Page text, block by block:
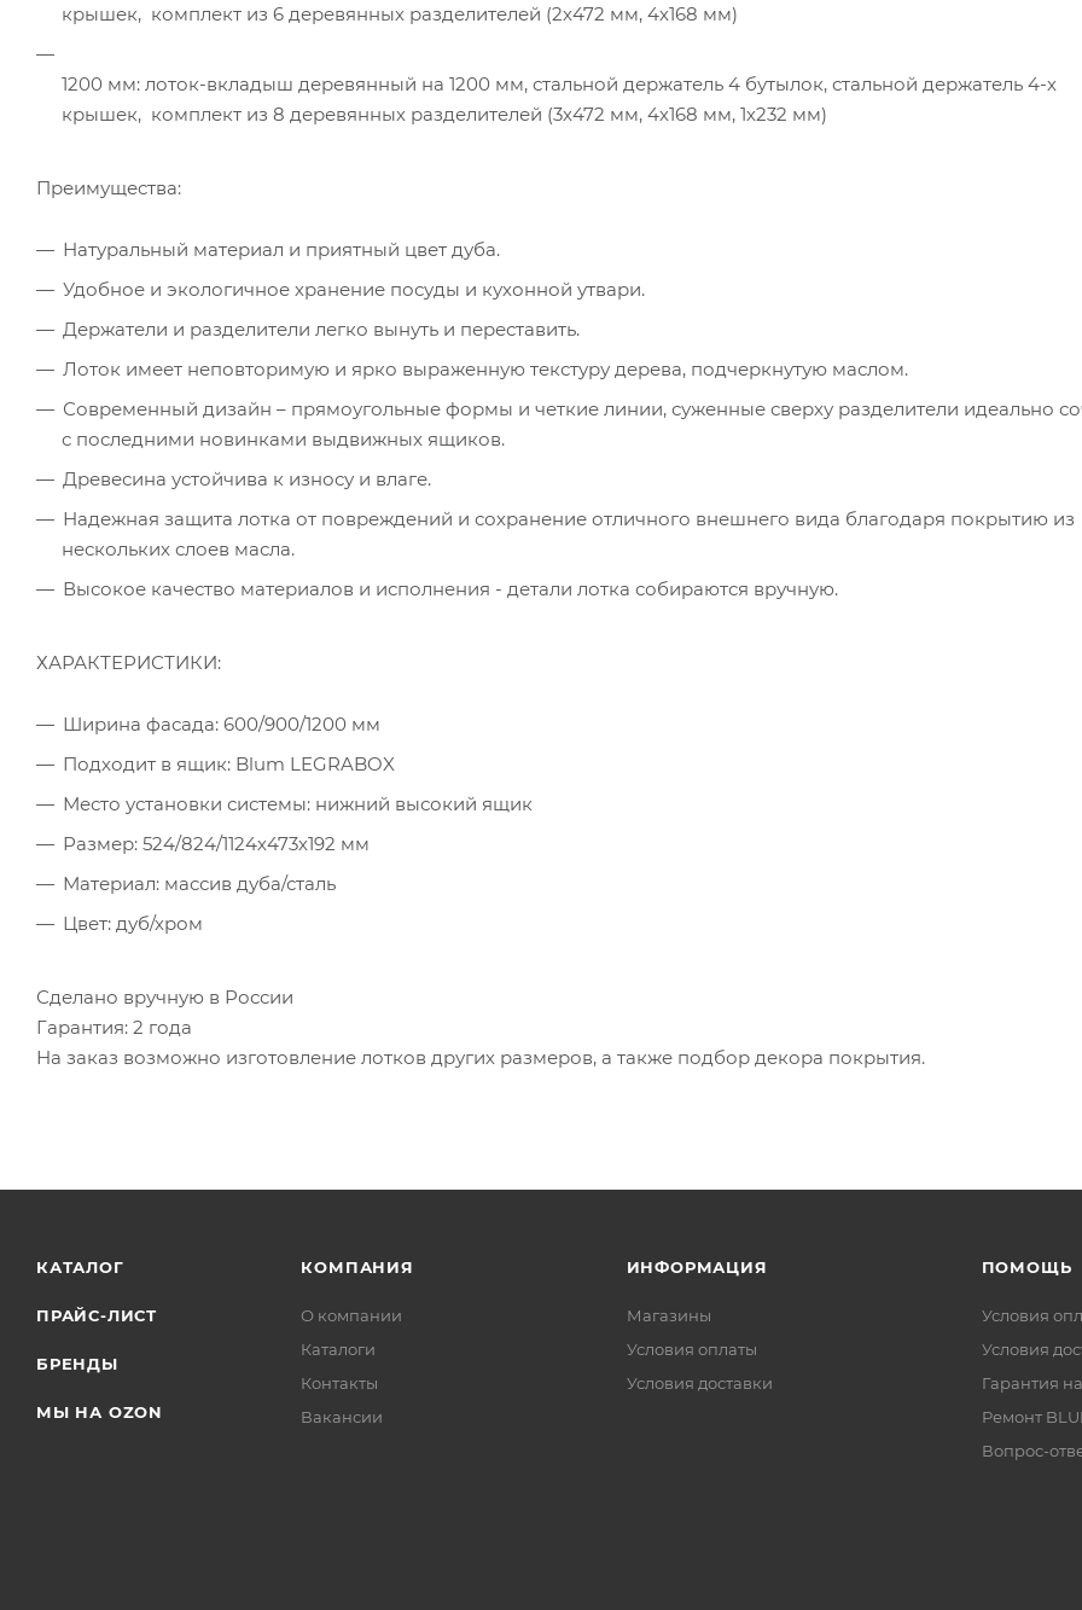
крышек, комплект из 6 деревянных разделителей (2х472 мм, 4х168 мм)
1200 мм: лоток-вкладыш деревянный на 1200 мм, стальной держатель 4 бутылок, стальной держатель 4-х
крышек, комплект из 8 деревянных разделителей (3х472 мм, 4х168 мм, 1х232 мм)
Преимущества:
Натуральный материал и приятный цвет дуба.
Удобное и экологичное хранение посуды и кухонной утвари.
Держатели и разделители легко вынуть и переставить.
Лоток имеет неповторимую и ярко выраженную текстуру дерева, подчеркнутую маслом.
Современный дизайн – прямоугольные формы и четкие линии, суженные сверху разделители идеально
с последними новинками выдвижных ящиков.
Древесина устойчива к износу и влаге.
Надежная защита лотка от повреждений и сохранение отличного внешнего вида благодаря покрытию из
нескольких слоев масла.
Высокое качество материалов и исполнения - детали лотка собираются вручную.
ХАРАКТЕРИСТИКИ:
Ширина фасада: 600/900/1200 мм
Подходит в ящик: Blum LEGRABOX
Место установки системы: нижний высокий ящик
Размер: 524/824/1124х473х192 мм
Материал: массив дуба/сталь
Цвет: дуб/хром
Сделано вручную в России
Гарантия: 2 года
На заказ возможно изготовление лотков других размеров, а также подбор декора покрытия.
КАТАЛОГ
ПРАЙС-ЛИСТ
БРЕНДЫ
МЫ НА OZON
КОМПАНИЯ
О компании
Каталоги
Контакты
Вакансии
ИНФОРМАЦИЯ
Магазины
Условия оплаты
Условия доставки
ПОМОЩЬ
Условия
Условия
Гарантия
Ремонт
Вопрос-